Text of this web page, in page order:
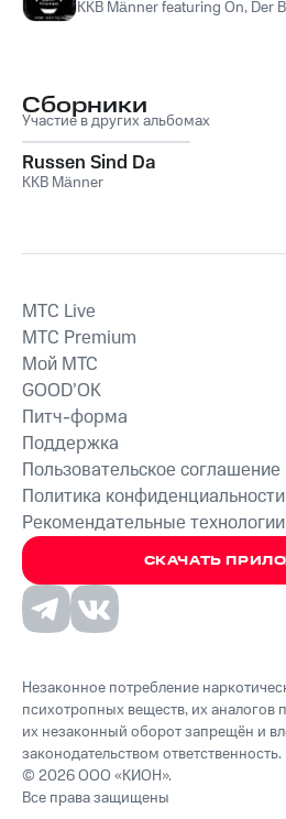
KKB Männer featuring On, Der
Сборники
Участие в других альбомах
Russen Sind Da
KKB Männer
СКАЧАТЬ
MTС Live
MTС Premium
Мой МТС
GOOD’OK
Питч-форма
Поддержка
Пользовательское соглашение
Политика конфиденциальности
Рекомендательные технологии
Незаконное потребление
психотропных веществ, их аналогов
их незаконный оборот запрещён и
законодательством ответственность.
© 2026 ООО «КИОН».
Все права защищены